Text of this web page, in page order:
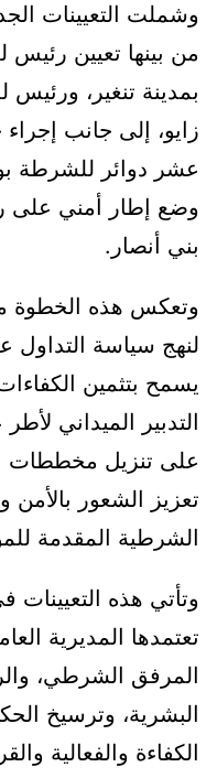
من بينها تعيين رئيس
بمدينة تنغير، ورئيس
زايو، إلى جانب
عشر دوائر للشرطة
وضع إطار أمني على
بني أنصار.
وتعكس هذه الخطوة
لنهج سياسة التداول
يسمح بتثمين
التدبير الميداني
على تنزيل مخططات
تعزيز الشعور
الشرطية المقدمة
وتأتي هذه التعيينات
تعتمدها المديرية
المرفق الشرطي،
البشرية، وترسيخ
الكفاءة والفعالية